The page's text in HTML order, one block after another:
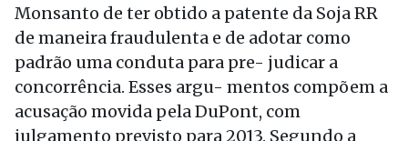
Monsanto de ter obtido a patente da Soja RR
de maneira fraudulenta e de adotar como
padrão uma conduta para pre- judicar a
concorrência. Esses argu- mentos compõem a
acusação movida pela DuPont, com
julgamento previsto para 2013. Segundo a